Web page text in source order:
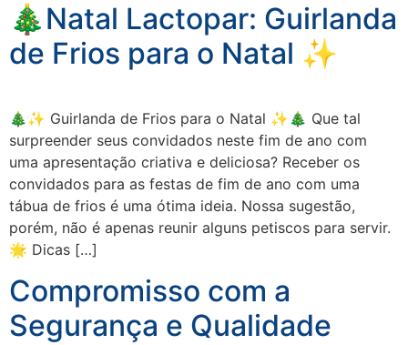
🎄Natal Lactopar: Guirlanda
de Frios para o Natal ✨
🎄✨ Guirlanda de Frios para o Natal ✨🎄 Que tal
surpreender seus convidados neste fim de ano com
uma apresentação criativa e deliciosa? Receber os
convidados para as festas de fim de ano com uma
tábua de frios é uma ótima ideia. Nossa sugestão,
porém, não é apenas reunir alguns petiscos para servir.
🌟 Dicas […]
Compromisso com a
Segurança e Qualidade